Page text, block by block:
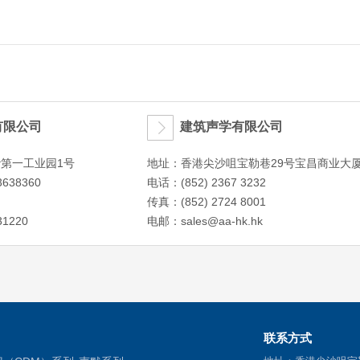
公司
一工业园1号
建筑声学有限公司
地址：香港尖沙咀宝勒巷29号宝昌商业大
电话：(852) 2367 3232
传真：(852) 2724 8001
电邮： sales@aa-hk.hk
联系方式